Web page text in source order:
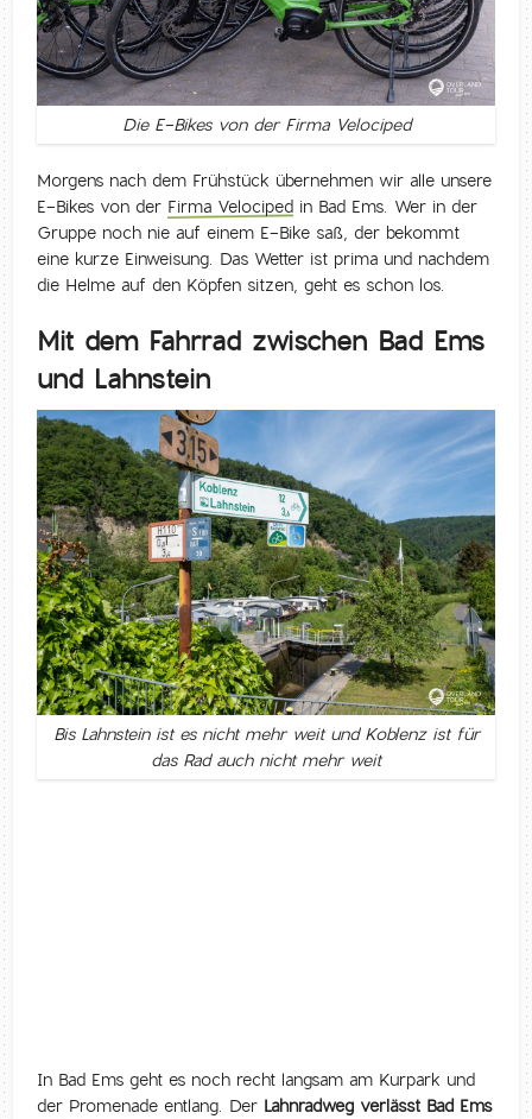
Die E-Bikes von der Firma Velociped
Morgens nach dem Frühstück übernehmen wir alle unsere
E-Bikes von der Firma Velociped in Bad Ems. Wer in der
Gruppe noch nie auf einem E-Bike saß, der bekommt
eine kurze Einweisung. Das Wetter ist prima und nachdem
die Helme auf den Köpfen sitzen, geht es schon los.
Mit dem Fahrrad zwischen Bad Ems
und Lahnstein
Bis Lahnstein ist es nicht mehr weit und Koblenz ist für
das Rad auch nicht mehr weit
In Bad Ems geht es noch recht langsam am Kurpark und
der Promenade entlang. Der Lahnradweg verlässt Bad Ems